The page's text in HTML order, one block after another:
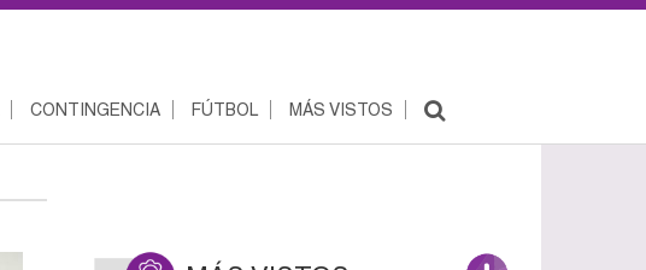
CONTINGENCIA FÚTBOL MÁS VISTOS